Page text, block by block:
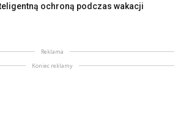
ochroną podczas wakacji
Reklama
Koniec reklamy